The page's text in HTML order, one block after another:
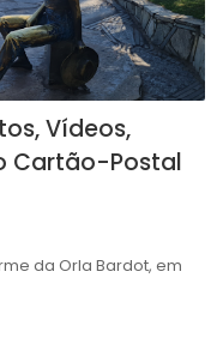
Vídeos,
Cartão-Postal
da Orla Bardot, em